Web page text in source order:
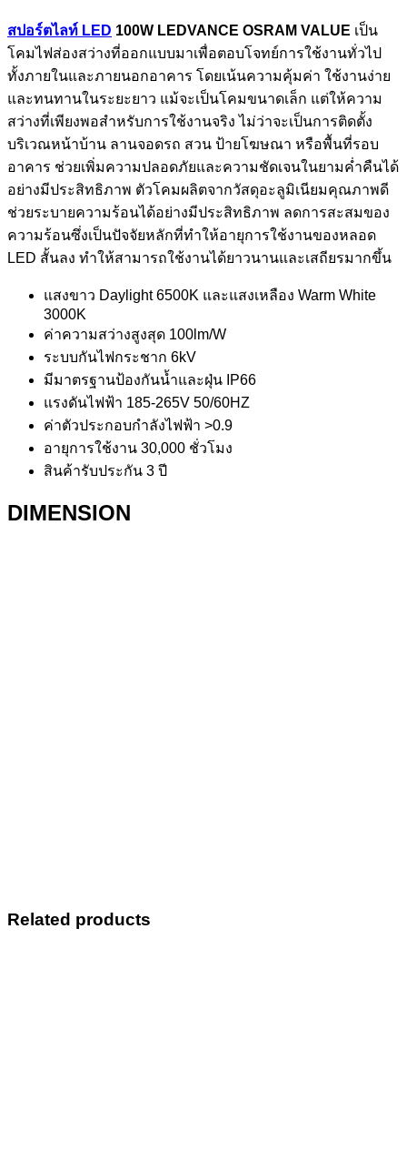
สปอร์ตไลท์ LED 100W LEDVANCE OSRAM VALUE เป็น
โคมไฟส่องสว่างที่ออกแบบมาเพื่อตอบโจทย์การใช้งานทั่วไป
ทั้งภายในและภายนอกอาคาร โดยเน้นความคุ้มค่า ใช้งานง่าย
และทนทานในระยะยาว แม้จะเป็นโคมขนาดเล็ก แต่ให้ความ
สว่างที่เพียงพอสำหรับการใช้งานจริง ไม่ว่าจะเป็นการติดตั้ง
บริเวณหน้าบ้าน ลานจอดรถ สวน ป้ายโฆษณา หรือพื้นที่รอบ
อาคาร ช่วยเพิ่มความปลอดภัยและความชัดเจนในยามค่ำคืนได้
อย่างมีประสิทธิภาพ ตัวโคมผลิตจากวัสดุอะลูมิเนียมคุณภาพดี
ช่วยระบายความร้อนได้อย่างมีประสิทธิภาพ ลดการสะสมของ
ความร้อนซึ่งเป็นปัจจัยหลักที่ทำให้อายุการใช้งานของหลอด
LED สั้นลง ทำให้สามารถใช้งานได้ยาวนานและเสถียรมากขึ้น
แสงขาว Daylight 6500K และแสงเหลือง Warm White
3000K
ค่าความสว่างสูงสุด 100lm/W
ระบบกันไฟกระชาก 6kV
มีมาตรฐานป้องกันน้ำและฝุ่น IP66
แรงดันไฟฟ้า 185-265V 50/60HZ
ค่าตัวประกอบกำลังไฟฟ้า >0.9
อายุการใช้งาน 30,000 ชั่วโมง
สินค้ารับประกัน 3 ปี
DIMENSION
Related products